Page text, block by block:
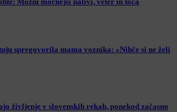
spregovorila mama voznika: »Nihče si ne želi
življenje v slovenskih rekah, ponekod začasno